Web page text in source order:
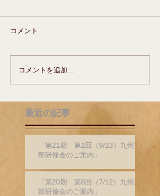
コメント
コメントを追加…
最近の記事
「第21期 第1回（9/13）九州支
部研修会のご案内」
「第20期 第6回（7/12）九州支
部研修会のご案内」